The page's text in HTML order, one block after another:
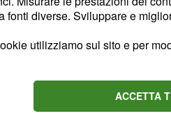
un punteggio minimo
essere usato come
entro cui si può
fonti diverse. Sviluppare e
utilizziamo sul sito e per
ACCETTA